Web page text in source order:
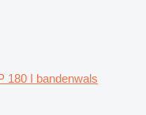
180 I bandenwals